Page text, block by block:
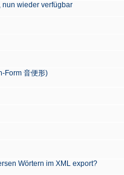
nun wieder verfügbar
Form 音便形)
Wörtern im XML export?